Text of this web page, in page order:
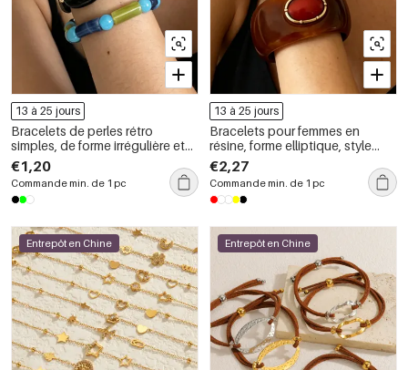
13 à 25 jours
Bracelets de perles rétro
simples, de forme irrégulière et
de couleurs assorties, en résine,
pour femmes
€1,20
Commande min. de 1 pc
13 à 25 jours
Bracelets pour femmes en
résine, forme elliptique, style
rétro et irrégulier, collection
Simple
€2,27
Commande min. de 1 pc
Entrepôt en Chine Entrepôt en Chine